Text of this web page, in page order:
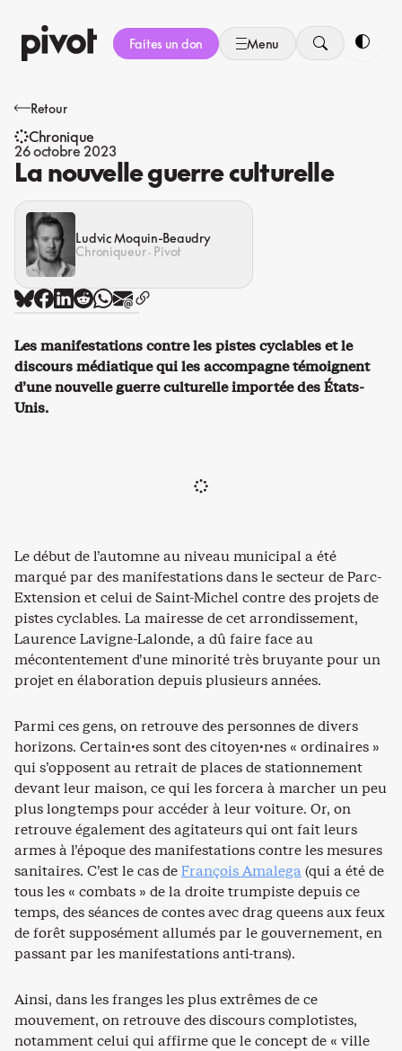
au
contenu
Faites un don Menu
Retour
Chronique
26 octobre 2023
La nouvelle guerre culturelle
Ludvic Moquin-Beaudry
Chroniqueur · Pivot
Les manifestations contre les pistes cyclables et le
discours médiatique qui les accompagne témoignent
d’une nouvelle guerre culturelle importée des États-
Unis.
Le début de l’automne au niveau municipal a été
marqué par des manifestations dans le secteur de Parc-
Extension et celui de Saint-Michel contre des projets de
pistes cyclables. La mairesse de cet arrondissement,
Laurence Lavigne-Lalonde, a dû faire face au
mécontentement d’une minorité très bruyante pour un
projet en élaboration depuis plusieurs années.
Parmi ces gens, on retrouve des personnes de divers
horizons. Certain·es sont des citoyen·nes « ordinaires »
qui s’opposent au retrait de places de stationnement
devant leur maison, ce qui les forcera à marcher un peu
plus longtemps pour accéder à leur voiture. Or, on
retrouve également des agitateurs qui ont fait leurs
armes à l’époque des manifestations contre les mesures
sanitaires. C’est le cas deFrançois Amalega(qui a été de
tous les « combats » de la droite trumpiste depuis ce
temps, des séances de contes avec drag queens aux feux
de forêt supposément allumés par le gouvernement, en
passant par les manifestations anti-trans).
Ainsi, dans les franges les plus extrêmes de ce
mouvement, on retrouve des discours complotistes,
notamment celui qui affirme que le concept de « ville